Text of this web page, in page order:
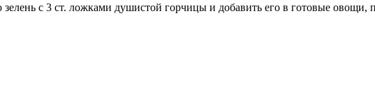
с 3 ст. ложками душистой горчицы и добавить его в готовые